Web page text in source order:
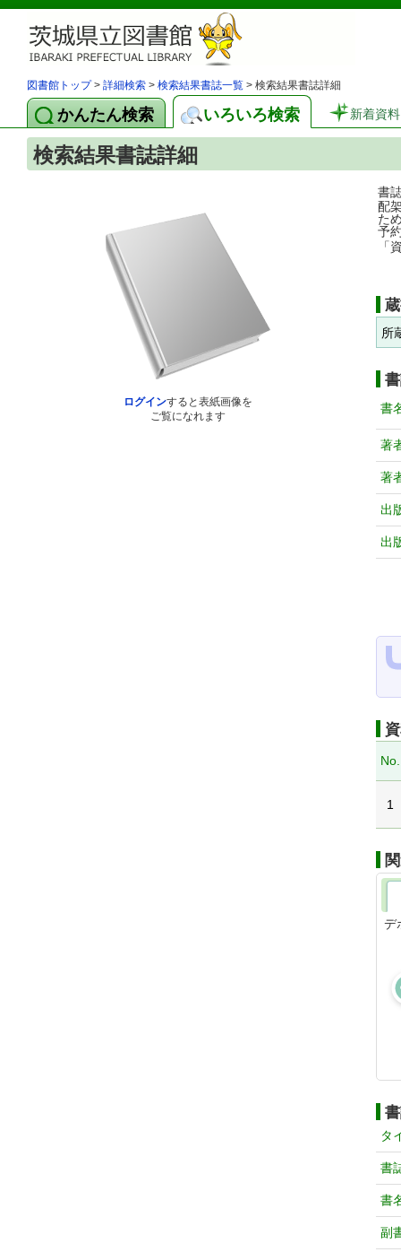
図書館トップ> 詳細検索 > 検索結果書誌一覧 > 検索結果書誌詳細
かんたん検索 いろいろ検索 新着資料
検索結果書誌詳細
ログインすると表紙画像を
ご覧になれます
書
配
た
予
「
所
書
著
著
出
出
No.
1
デ
タ
書
書
副